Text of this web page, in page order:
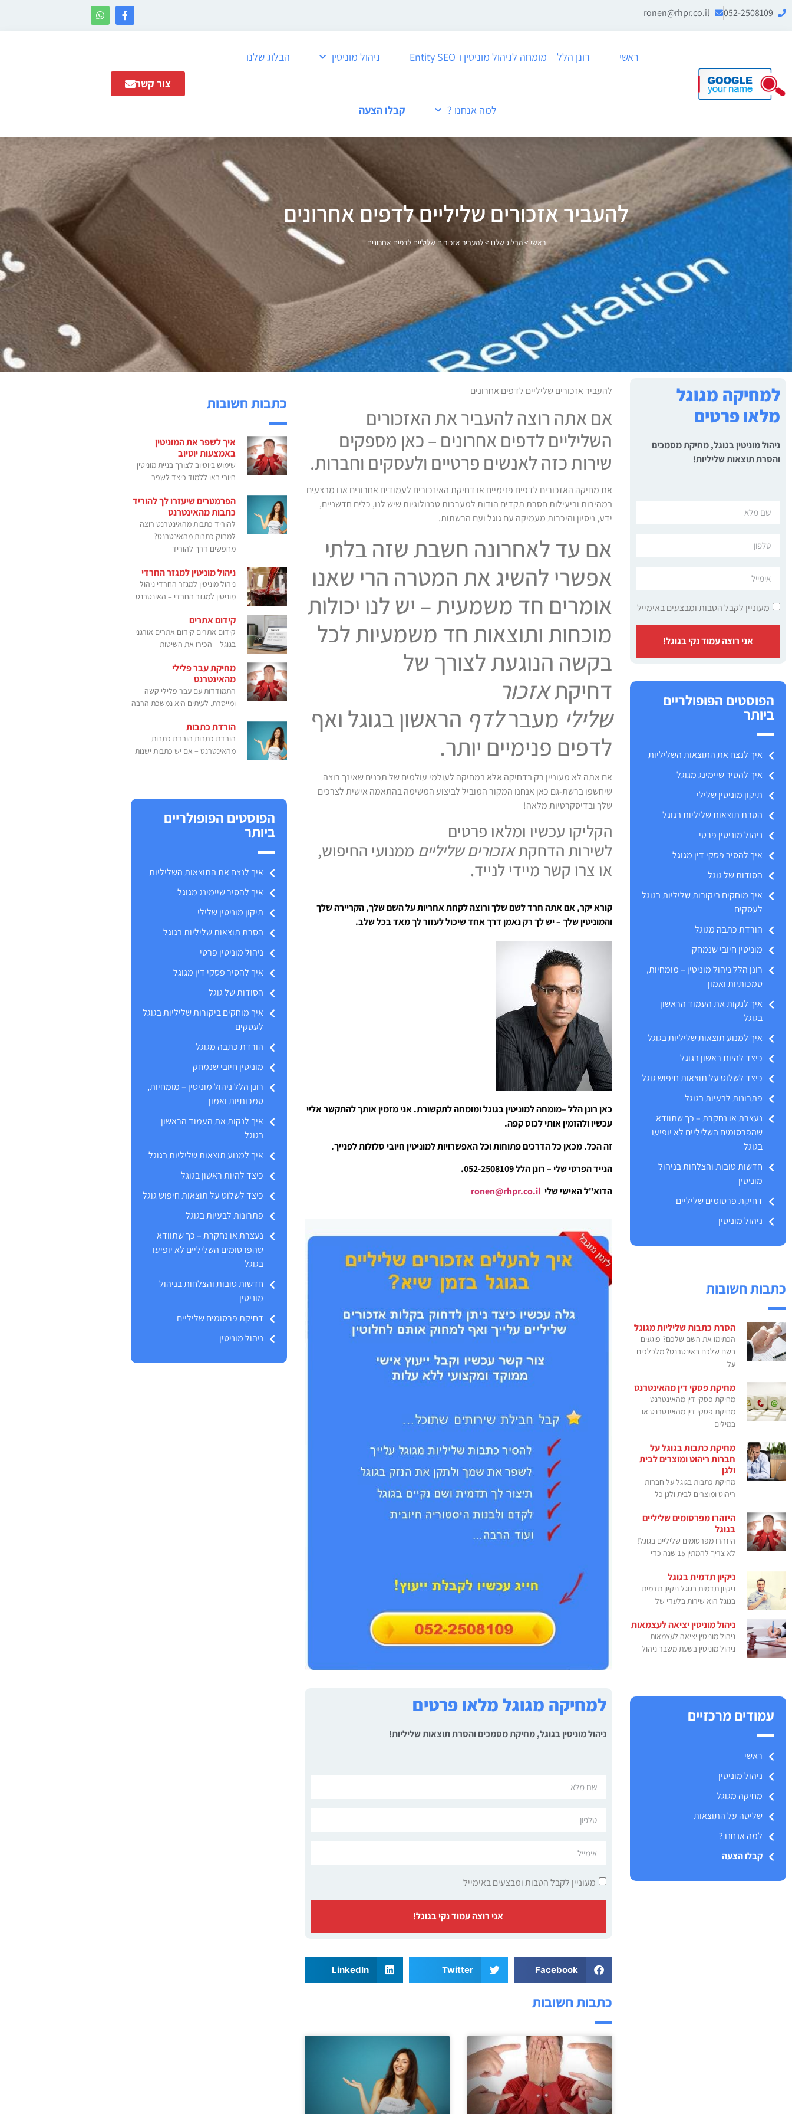
052-2508109
ronen@rhpr.co.il
ראשי רונן הלל – מומחה לניהול מוניטין ו-Entity SEO ניהול מוניטין הבלוג שלנו
למה אנחנו ? קבלו הצעה
צור קשר
להעביר אזכורים שליליים לדפים אחרונים
ראשי >הבלוג שלנו >להעביר אזכורים שליליים לדפים אחרונים
למחיקה מגוגל
מלאו פרטים
ניהול מוניטין בגוגל, מחיקת מסמכים
והסרת תוצאות שליליות!
מעוניין לקבל הטבות ומבצעים באימייל
אני רוצה עמוד נקי בגוגל!
הפוסטים הפופולריים
ביותר
איך לנצח את התוצאות השליליות
איך להסיר שיימינג מגוגל
תיקון מוניטין שלילי
הסרת תוצאות שליליות בגוגל
ניהול מוניטין פרטי
איך להסיר פסקי דין מגוגל
הסודות של גוגל
איך מוחקים ביקורות שליליות בגוגל
לעסקים
הורדת כתבה מגוגל
מוניטין חיובי שנמחק
רונן הלל ניהול מוניטין – מומחיות,
סמכותיות ואמון
איך לנקות את העמוד הראשון
בגוגל
איך למנוע תוצאות שליליות בגוגל
כיצד להיות ראשון בגוגל
כיצד לשלוט על תוצאות חיפוש גוגל
פתרונות לבעיות בגוגל
נעצרת או נחקרת – כך שתוודא
שהפרסומים השליליים לא יופיעו
בגוגל
חדשות טובות והצלחות בניהול
מוניטין
דחיקת פרסומים שליליים
ניהול מוניטין
כתבות חשובות
הסרת כתבות שליליות מגוגל
הכתימו את השם שלכם? פוגעים
בשם שלכם באינטרנט? מלכלכים
על
מחיקת פסקי דין מהאינטרנט
מחיקת פסקי דין מהאינטרנט
מחיקת פסקי דין מהאינטרנט או
במילים
מחיקת כתבות בגוגל על
חברות ריהוט ומוצרים לבית
ולגן
מחיקת כתבות בגוגל על חברות
ריהוט ומוצרים לבית ולגן כל
היזהרו מפרסומים שליליים
בגוגל
היזהרו מפרסומים שליליים בגוגל!
לא צריך להמתין 15 שנה כדי
ניקיון תדמית בגוגל
ניקיון תדמית בגוגל ניקיון תדמית
בגוגל הוא שירות בלעדי של
ניהול מוניטין יציאה לעצמאות
ניהול מוניטין יציאה לעצמאות –
ניהול מוניטין בשעת משבר ניהול
עמודים מרכזיים
ראשי
ניהול מוניטין
מחיקה מגוגל
שליטה על התוצאות
למה אנחנו ?
קבלו הצעה
להעביר אזכורים שליליים לדפים אחרונים
אם אתה רוצה להעביר את האזכורים
השליליים לדפים אחרונים – כאן מספקים
שירות כזה לאנשים פרטיים ולעסקים וחברות.
את מחיקה האזכורים לדפים פנימיים או דחיקת האיזכורים לעמודים אחרונים אנו מבצעים
במהירות וביעילות חסרת תקדים הודות למערכות טכנולוגיות שיש לנו, כלים חדשניים,
ידע, ניסיון והיכרות מעמיקה עם גוגל ועם הרשתות.
אם עד לאחרונה חשבת שזה בלתי
אפשרי להשיג את המטרה הרי שאנו
אומרים חד משמעית – יש לנו יכולות
מוכחות ותוצאות חד משמעיות לכל
בקשה הנוגעת לצורך של
דחיקתאזכור
שלילי מעברלדף הראשון בגוגל ואף
לדפים פנימיים יותר.
אם אתה לא מעוניין רק בדחיקה אלא במחיקה לעולמי עולמים של תכנים שאינך רוצה
שיחשפו ברשת-גם כאן אנחנו המקור המוביל לביצוע המשימה בהתאמה אישית לצרכים
שלך ובדיסקרטיות מלאה!
הקליקו עכשיו ומלאו פרטים
לשירות הדחקתאזכורים שליליים ממנועי החיפוש,
או צרו קשר מיידי לנייד.
קורא יקר, אם אתה חרד לשם שלך ורוצה לקחת אחריות על השם שלך, הקריירה שלך
והמוניטין שלך – יש לך רק נאמן דרך אחד שיכול לעזור לך מאד בכל שלב.
כאן רונן הלל –מומחה למוניטין בגוגל ומומחה לתקשורת. אני מזמין אותך להתקשר אליי
עכשיו ולהזמין אותי לכוס קפה.
זה הכל. מכאן כל הדרכים פתוחות וכל האפשרויות למוניטין חיובי סלולות לפנייך.
הנייד הפרטי שלי – רונן הלל 052-2508109.
הדוא"ל האישי שלי
למחיקה מגוגל מלאו פרטים
ניהול מוניטין בגוגל, מחיקת מסמכים והסרת תוצאות שליליות!
מעוניין לקבל הטבות ומבצעים באימייל
אני רוצה עמוד נקי בגוגל!
Facebook
Twitter
LinkedIn
כתבות חשובות
כתבות חשובות
איך לשפר את המוניטין
באמצעות יוטיוב
שימוש ביוטיוב לצורך בניית מוניטין
חיובי באו ללמוד כיצד לשפר
הפרמטרים שיעזרו לך להוריד
כתבות מהאינטרנט
להוריד כתבות מהאינטרנט רוצה
למחוק כתבות מהאינטרנט?
מחפשים דרך להוריד
ניהול מוניטין למגזר החרדי
ניהול מוניטין למגזר החרדי ניהול
מוניטין למגזר החרדי – האינטרנט
קידום אתרים
קידום אתרים קידום אתרים אורגני
בגוגל – הכירו את השיטות
מחיקת עבר פלילי
מהאינטרנט
התמודדות עם עבר פלילי קשה
ומייסרת. לעיתים היא נמשכת הרבה
הורדת כתבות
הורדת כתבות הורדת כתבות
מהאינטרנט – אם יש כתבות ישנות
הפוסטים הפופולריים
ביותר
איך לנצח את התוצאות השליליות
איך להסיר שיימינג מגוגל
תיקון מוניטין שלילי
הסרת תוצאות שליליות בגוגל
ניהול מוניטין פרטי
איך להסיר פסקי דין מגוגל
הסודות של גוגל
איך מוחקים ביקורות שליליות בגוגל
לעסקים
הורדת כתבה מגוגל
מוניטין חיובי שנמחק
רונן הלל ניהול מוניטין – מומחיות,
סמכותיות ואמון
איך לנקות את העמוד הראשון
בגוגל
איך למנוע תוצאות שליליות בגוגל
כיצד להיות ראשון בגוגל
כיצד לשלוט על תוצאות חיפוש גוגל
פתרונות לבעיות בגוגל
נעצרת או נחקרת – כך שתוודא
שהפרסומים השליליים לא יופיעו
בגוגל
חדשות טובות והצלחות בניהול
מוניטין
דחיקת פרסומים שליליים
ניהול מוניטין